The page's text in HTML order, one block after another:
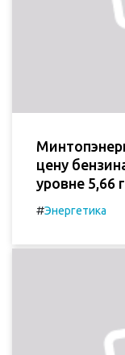
цену
уровне 5,66
#Энергетика